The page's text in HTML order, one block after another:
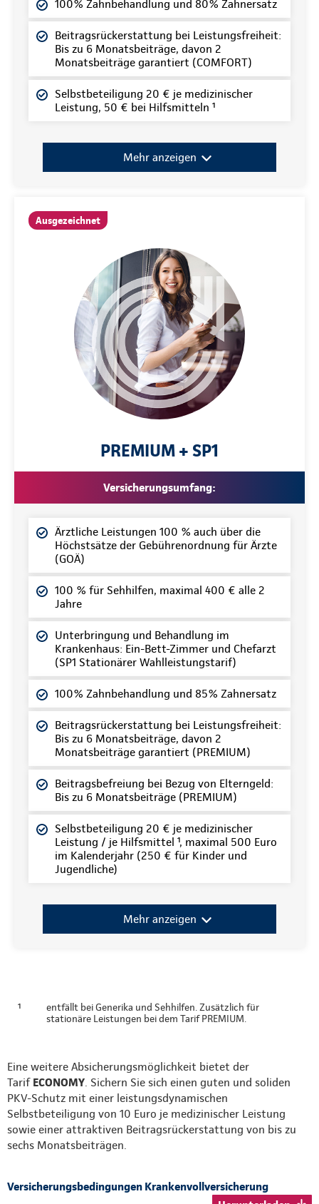
100% Zahnbehandlung und 80% Zahnersatz
Beitragsrückerstattung bei Leistungsfreiheit:
Bis zu 6 Monatsbeiträge, davon 2
Monatsbeiträge garantiert (COMFORT)
Selbstbeteiligung 20 € je medizinischer
Leistung, 50 € bei Hilfsmitteln ¹
Mehr anzeigen
Ausgezeichnet
PREMIUM + SP1
Versicherungsumfang:
Ärztliche Leistungen 100 % auch über die
Höchstsätze der Gebührenordnung für Ärzte
(GOÄ)
100 % für Sehhilfen, maximal 400 € alle 2
Jahre
Unterbringung und Behandlung im
Krankenhaus: Ein-Bett-Zimmer und Chefarzt
(SP1 Stationärer Wahlleistungstarif)
100% Zahnbehandlung und 85% Zahnersatz
Beitragsrückerstattung bei Leistungsfreiheit:
Bis zu 6 Monatsbeiträge, davon 2
Monatsbeiträge garantiert (PREMIUM)
Beitragsbefreiung bei Bezug von Elterngeld:
Bis zu 6 Monatsbeiträge (PREMIUM)
Selbstbeteiligung 20 € je medizinischer
Leistung / je Hilfsmittel ¹, maximal 500 Euro
im Kalenderjahr (250 € für Kinder und
Jugendliche)
Mehr anzeigen
¹
entfällt bei Generika und Sehhilfen. Zusätzlich für
stationäre Leistungen bei dem Tarif PREMIUM.
Eine weitere Absicherungsmöglichkeit bietet der
Tarif ECONOMY . Sichern Sie sich einen guten und soliden
PKV-Schutz mit einer leistungsdynamischen
Selbstbeteiligung von 10 Euro je medizinischer Leistung
sowie einer attraktiven Beitragsrückerstattung von bis zu
sechs Monatsbeiträgen.
Versicherungsbedingungen Krankenvollversicherung